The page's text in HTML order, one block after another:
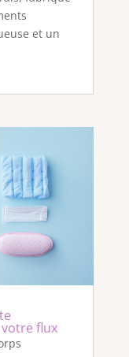
et un
flux